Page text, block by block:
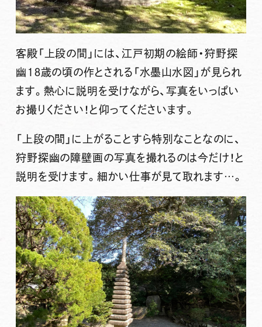
客殿「上段の間」には、江戸初期の絵師・狩野探
幽１８歳の頃の作とされる「水墨山水図」が見られ
ます。熱心に説明を受けながら、写真をいっぱい
お撮りください！と仰ってくださいます。
「上段の間」に上がることすら特別なことなのに、
狩野探幽の障壁画の写真を撮れるのは今だけ！と
説明を受けます。細かい仕事が見て取れます…。